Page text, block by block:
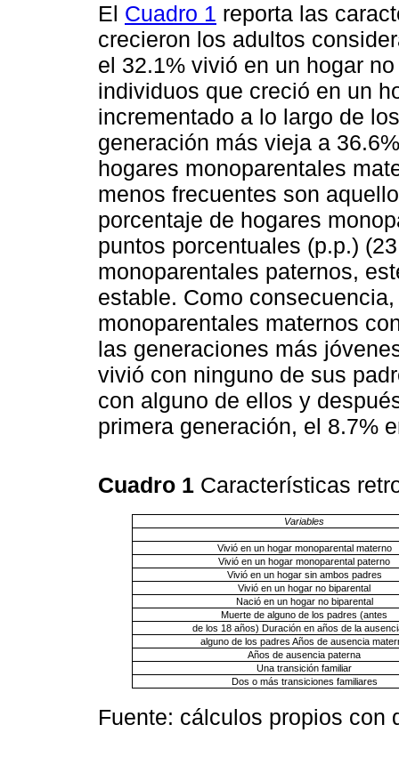
El Cuadro 1 reporta las
crecieron los adultos
el 32.1% vivió en un hogar
individuos que creció en un
incrementado a lo largo de
generación más vieja a
hogares monoparentales
menos frecuentes son
porcentaje de hogares
puntos porcentuales (p.p.)
monoparentales paternos,
estable. Como
monoparentales maternos
las generaciones más
vivió con ninguno de sus
con alguno de ellos y
primera generación, el 8.7%
Cuadro 1 Características
Variables
Vivió en un hogar monoparental materno
Vivió en un hogar monoparental paterno
Vivió en un hogar sin ambos padres
Vivió en un hogar no biparental
Nació en un hogar no biparental
Muerte de alguno de los padres (antes
de los 18 años) Duración en años de la
alguno de los padres Años de ausencia
Años de ausencia paterna
Una transición familiar
Dos o más transiciones familiares
Fuente: cálculos propios con